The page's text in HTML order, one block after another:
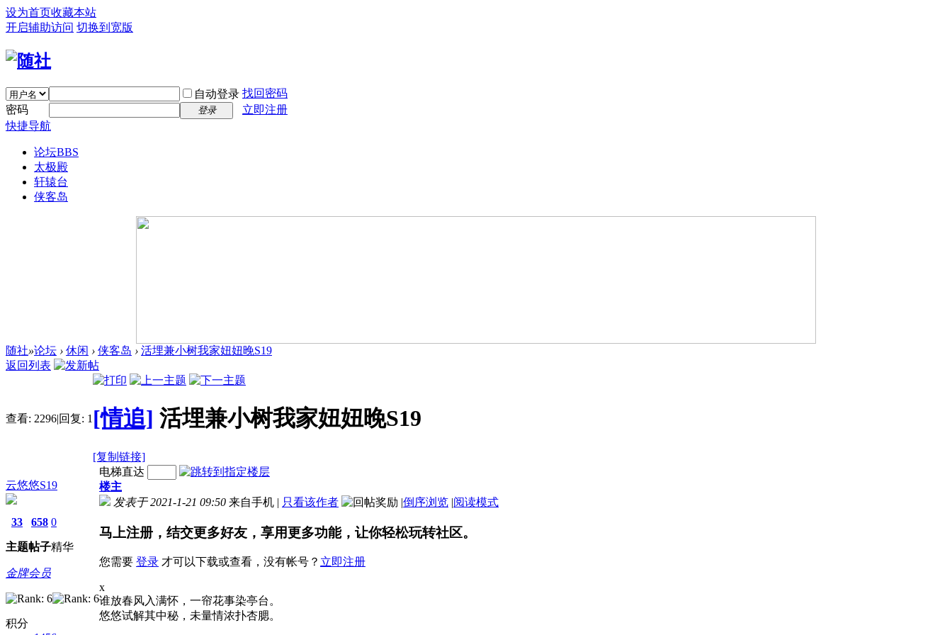
设为首页收藏本站
开启辅助访问 切换到宽版
自动登录 找回密码
密码
登录
立即注册
快捷导航
论坛BBS
太极殿
轩辕台
侠客岛
随社»论坛 › 休闲 › 侠客岛 › 活埋兼小树我家妞妞晚S19
返回列表
查看: 2296|回复: 1 [情追] 活埋兼小树我家妞妞晚S19
[复制链接]
云悠悠S19
33
主题
658
帖子
0
精华
金牌会员
积分
电梯直达
楼主
发表于 2021-1-21 09:50 来自手机 | 只看该作者 |倒序浏览 |阅读模式
马上注册，结交更多好友，享用更多功能，让你轻松玩转社区。
您需要 登录 才可以下载或查看，没有帐号？ 立即注册
x
谁放春风入满怀，一帘花事染亭台。
悠悠试解其中秘，未量情浓扑杏腮。